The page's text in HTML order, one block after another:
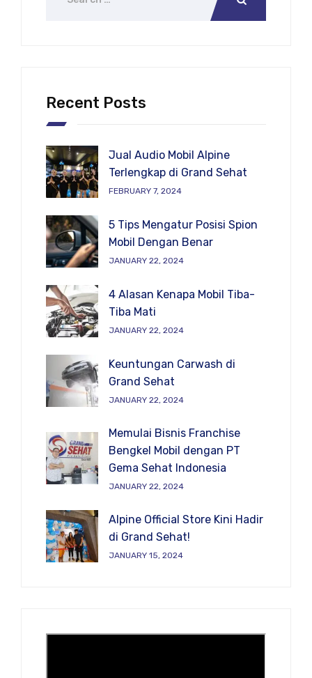
Recent Posts
Jual Audio Mobil Alpine
Terlengkap di Grand Sehat
FEBRUARY 7, 2024
5 Tips Mengatur Posisi Spion
Mobil Dengan Benar
JANUARY 22, 2024
4 Alasan Kenapa Mobil Tiba-
Tiba Mati
JANUARY 22, 2024
Keuntungan Carwash di
Grand Sehat
JANUARY 22, 2024
Memulai Bisnis Franchise
Bengkel Mobil dengan PT
Gema Sehat Indonesia
JANUARY 22, 2024
Alpine Official Store Kini Hadir
di Grand Sehat!
JANUARY 15, 2024